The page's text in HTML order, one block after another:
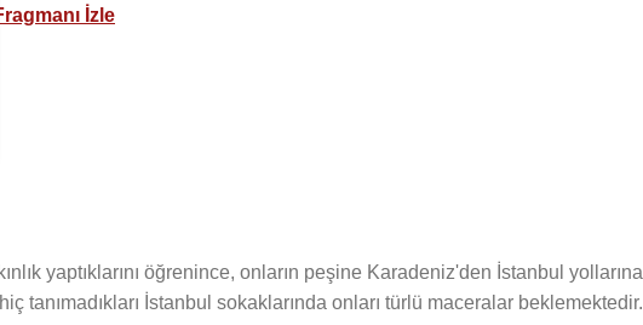
İzle
yaptıklarını öğrenince, onların peşine Karadeniz'den İstanbul yollarına
tanımadıkları İstanbul sokaklarında onları türlü maceralar beklemektedir.